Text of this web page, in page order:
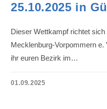
25.10.2025 in
Dieser Wettkampf richtet
Mecklenburg-Vorpommern
ihr euren Bezirk im…
01.09.2025